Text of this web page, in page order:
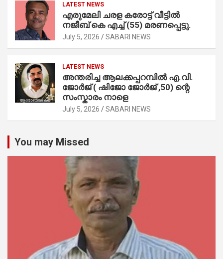
LATEST NEWS
എരുമേലി ചരള കരോട്ട് വീട്ടിൽ
നജീബ് കെ എച്ച് (55) മരണപ്പെട്ടു.
July 5, 2026 SABARI NEWS
LATEST NEWS
അന്തരിച്ച ആ​ല​ക്ക​പ്പ​റമ്പിൽ​ എ.​വി.
ജോ​ർ​ജ് ( ഷിജോ ജോർജ് ,50) ന്റെ
സംസ്കാരം നാളെ
July 5, 2026 SABARI NEWS
You may Missed